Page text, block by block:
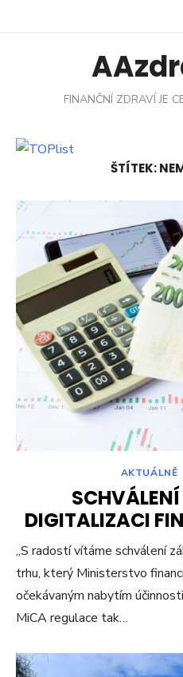
FINANČNÍ ZDRAVÍ JE
ŠTÍTEK:
AKTUÁLNĚ
DIGITALIZACI
„S radostí vítáme schválení
trhu, který Ministerstvo
očekávaným nabytím
MiCA regulace tak…